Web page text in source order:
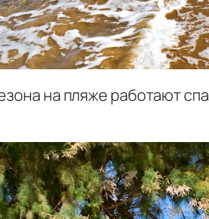
на пляже работают